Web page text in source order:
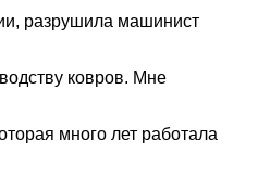
разрушила машинист
ковров. Мне
много лет работала